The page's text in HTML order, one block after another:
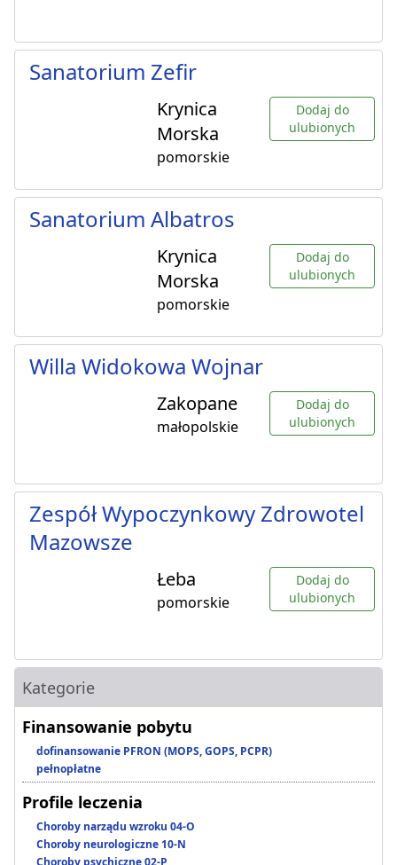
Sanatorium Zefir
Krynica
Morska
pomorskie
Dodaj do
ulubionych
Sanatorium Albatros
Krynica
Morska
pomorskie
Dodaj do
ulubionych
Willa Widokowa Wojnar
Zakopane
małopolskie
Dodaj do
ulubionych
Zespół Wypoczynkowy Zdrowotel
Mazowsze
Łeba
pomorskie
Dodaj do
ulubionych
Kategorie
Finansowanie pobytu
dofinansowanie PFRON (MOPS, GOPS, PCPR)
pełnopłatne
Profile leczenia
Choroby narządu wzroku 04-O
Choroby neurologiczne 10-N